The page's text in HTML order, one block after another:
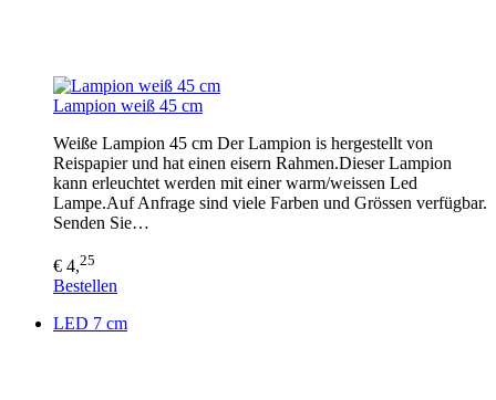
Lampion weiß 45 cm
Weiße Lampion 45 cm Der Lampion is hergestellt von
Reispapier und hat einen eisern Rahmen.Dieser Lampion
kann erleuchtet werden mit einer warm/weissen Led
Lampe.Auf Anfrage sind viele Farben und Grössen verfügbar.
Senden Sie…
€ 4,25
Bestellen
LED 7 cm